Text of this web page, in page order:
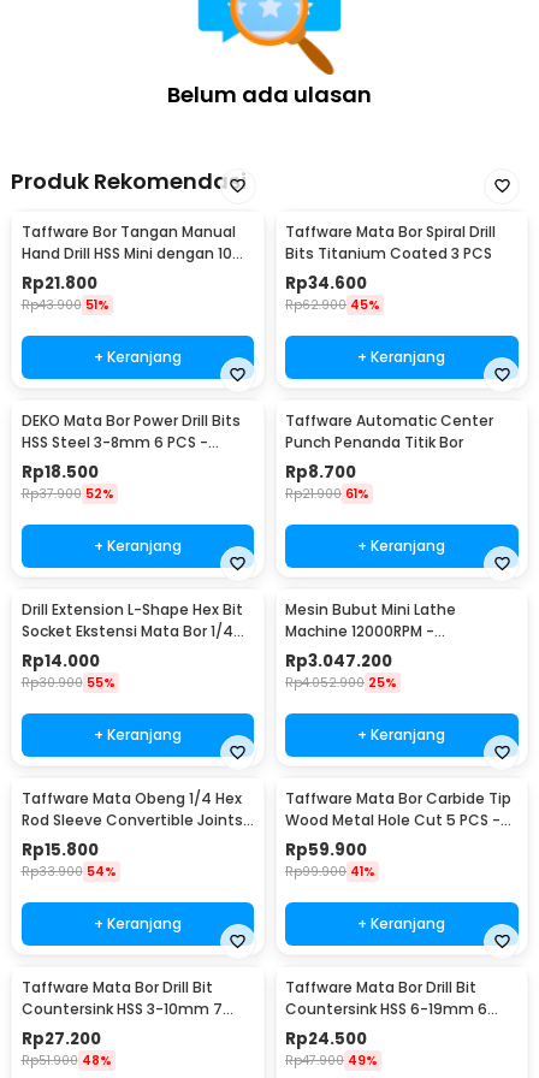
Belum ada ulasan
Produk Rekomendasi
Taffware Bor Tangan Manual
Hand Drill HSS Mini dengan 10
Mata Bor - 3003
Rp21.800
Rp43.900 51%
+ Keranjang
Taffware Mata Bor Spiral Drill
Bits Titanium Coated 3 PCS
Rp34.600
Rp62.900 45%
+ Keranjang
DEKO Mata Bor Power Drill Bits
HSS Steel 3-8mm 6 PCS -
DW1369
Rp18.500
Rp37.900 52%
+ Keranjang
Taffware Automatic Center
Punch Penanda Titik Bor
Rp8.700
Rp21.900 61%
+ Keranjang
Drill Extension L-Shape Hex Bit
Socket Ekstensi Mata Bor 1/4
Inch - 105
Rp14.000
Rp30.900 55%
+ Keranjang
Mesin Bubut Mini Lathe
Machine 12000RPM -
TZ20002MR
Rp3.047.200
Rp4.052.900 25%
+ Keranjang
Taffware Mata Obeng 1/4 Hex
Rod Sleeve Convertible Joints
8 PCS
Rp15.800
Rp33.900 54%
+ Keranjang
Taffware Mata Bor Carbide Tip
Wood Metal Hole Cut 5 PCS -
EPC-PIT-20P
Rp59.900
Rp99.900 41%
+ Keranjang
Taffware Mata Bor Drill Bit
Countersink HSS 3-10mm 7
PCS - QST-K13
Rp27.200
Rp51.900 48%
Taffware Mata Bor Drill Bit
Countersink HSS 6-19mm 6
PCS - BT3
Rp24.500
Rp47.900 49%